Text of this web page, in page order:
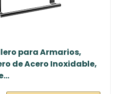
para Armarios,
de Acero Inoxidable,